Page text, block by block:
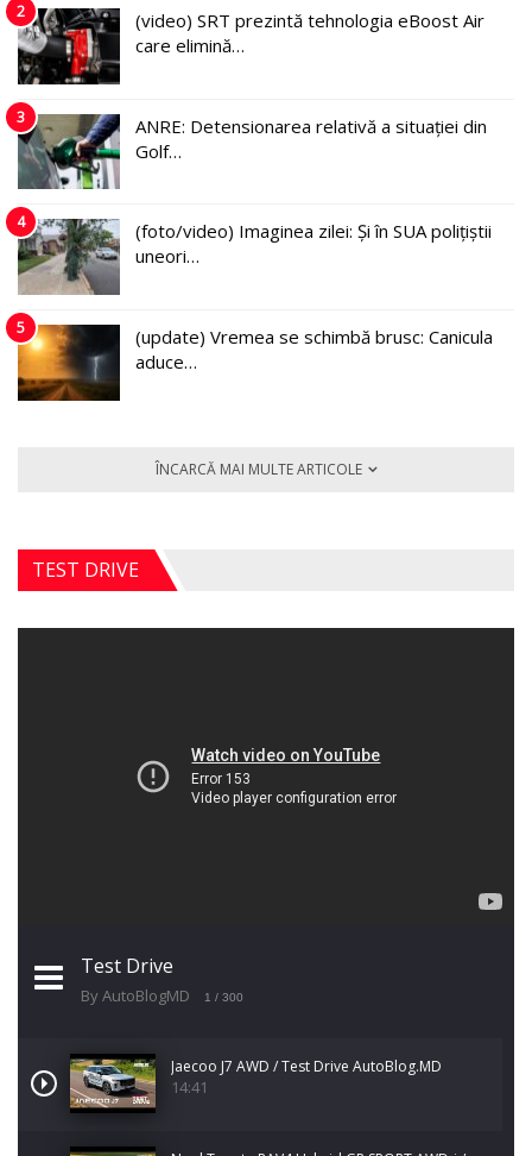
2
(video) SRT prezintă tehnologia eBoost Air
care elimină…
3
ANRE: Detensionarea relativă a situației din
Golf…
4
(foto/video) Imaginea zilei: Și în SUA polițiștii
uneori…
5
(update) Vremea se schimbă brusc: Canicula
aduce…
ÎNCARCĂ MAI MULTE ARTICOLE
TEST DRIVE
Test Drive
By AutoBlogMD 1 / 300
Jaecoo J7 AWD / Test Drive AutoBlog.MD
14:41